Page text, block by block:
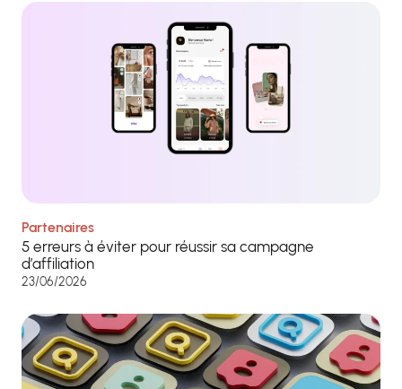
Partenaires
5 erreurs à éviter pour réussir sa campagne
d’affiliation
23/06/2026